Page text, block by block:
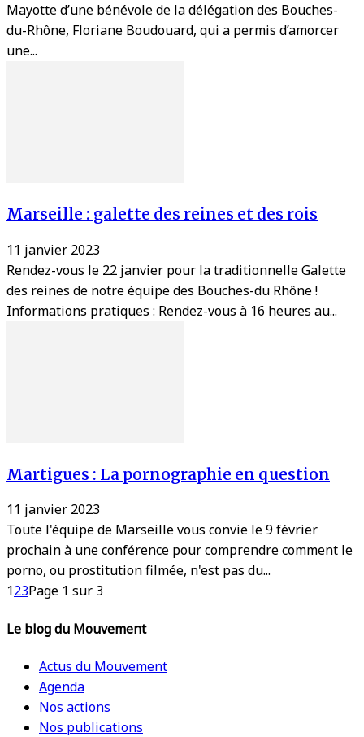
Mayotte d’une bénévole de la délégation des Bouches-
du-Rhône, Floriane Boudouard, qui a permis d’amorcer
une...
Marseille : galette des reines et des rois
11 janvier 2023
Rendez-vous le 22 janvier pour la traditionnelle Galette
des reines de notre équipe des Bouches-du Rhône !
Informations pratiques : Rendez-vous à 16 heures au...
Martigues : La pornographie en question
11 janvier 2023
Toute l'équipe de Marseille vous convie le 9 février
prochain à une conférence pour comprendre comment le
porno, ou prostitution filmée, n'est pas du...
123Page 1 sur 3
Le blog du Mouvement
Actus du Mouvement
Agenda
Nos actions
Nos publications